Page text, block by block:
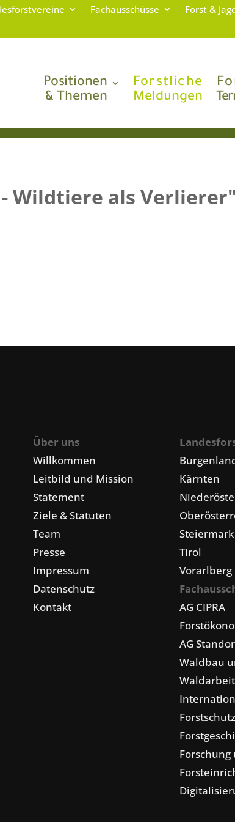
Fachausschüsse Forst &
Positionen
& Themen
Forstliche
Meldungen
Wildtiere als Verlierer"
Über uns
Willkommen
Leitbild und Mission
Statement
Ziele & Statuten
Team
Presse
Impressum
Datenschutz
Kontakt
Kärnten
Steiermark
Tirol
Vorarlberg
AG CIPRA
AG
Waldbau
Forstschutz